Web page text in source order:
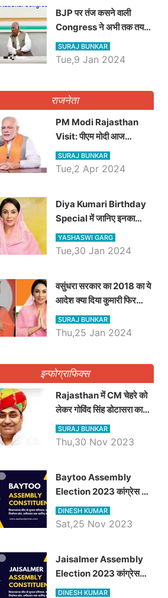
BJP पर तंज कसने वाली
Congress ने अभी तक तय
नहीं किया नेता प्रतिपक्ष, जानें
कौन होगा दावेदार
SURAJ BUNKAR
Tue,9 Jan 2024
राजनेता
PM Modi Rajasthan
Visit: पीएम मोदी आज
राजस्थान में कोटपूतली में करेंगे
विशाल रैली, एक सभा से 8 सीटों
SURAJ BUNKAR
Tue,2 Apr 2024
Diya Kumari Birthday
Special में जानिए इनका
राजकुमारी से राजस्थान की
डिप्टी सीएम बनने तक का सफर,
YASHASWI GARG
Tue,30 Jan 2024
वसुंधरा सरकार का 2018 का ये
आदेश क्या दिया कुमारी फिर
करेंगी लागू? कांग्रेस सरकार ने
किया था निरस्त
SURAJ BUNKAR
Thu,25 Jan 2024
इन्फोग्राफिक्स
Rajasthan में CM चेहरे को
लेकर गोविंद सिंह डोटासरा का
बड़ा बयान आया सामने, जानें
विचार
SURAJ BUNKAR
Thu,30 Nov 2023
Baytoo Assembly
Election 2023 कांग्रेस से
हरीश चौधरी तो बालाराम मुंड होंगे
भाजपा उम्मीदवार, जानिये बायतू
DINESH KUMAR
Sat,25 Nov 2023
​​​​​​​Jaisalmer Assembly
Election 2023 कांग्रेस
रूपा राम मेघवाल तो छोटु सिंह
DINESH KUMAR